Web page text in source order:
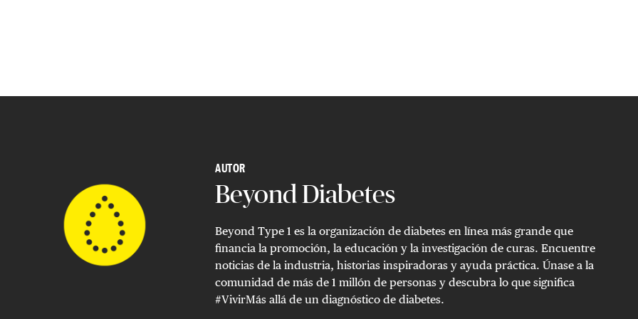
AUTOR
Beyond Diabetes
Beyond Type 1 es la organización de diabetes en línea más grande que
financia la promoción, la educación y la investigación de curas. Encuentre
noticias de la industria, historias inspiradoras y ayuda práctica. Únase a la
comunidad de más de 1 millón de personas y descubra lo que significa
#VivirMás allá de un diagnóstico de diabetes.